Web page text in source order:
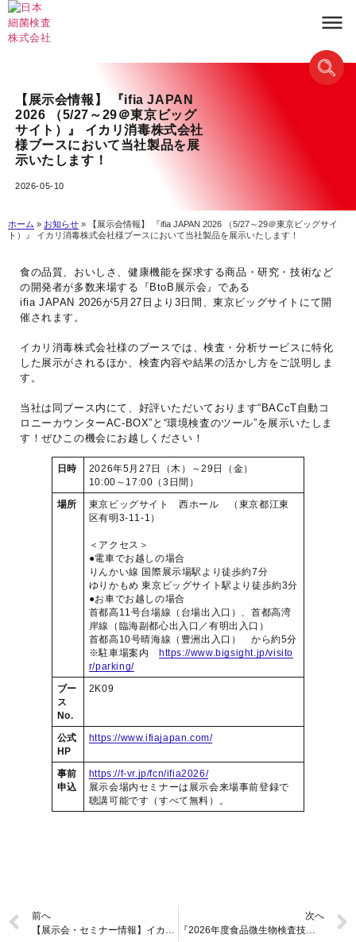
【展示会情報】 『ifia JAPAN
2026 （5/27～29＠東京ビッグ
サイト）』 イカリ消毒株式会社
様ブースにおいて当社製品を展
示いたします！
2026-05-10
ホーム » お知らせ »
【展示会情報】 『ifia JAPAN 2026 （5/27～29＠東京ビッグサイ
ト）』 イカリ消毒株式会社様ブースにおいて当社製品を展示いたします！
食の品質、おいしさ、健康機能を探求する商品・研究・技術など
の開発者が多数来場する『BtoB展示会』である
ifia JAPAN 2026が5月27日より3日間、東京ビッグサイトにて開
催されます。
イカリ消毒株式会社様のブースでは、検査・分析サービスに特化
した展示がされるほか、検査内容や結果の活かし方をご説明しま
す。
当社は同ブース内にて、好評いただいております“BACcT自動コ
ロニーカウンターAC-BOX”と“環境検査のツール”を展示いたしま
す！ぜひこの機会にお越しください！
日時
2026年5月27日（木）～29日（金）
10:00～17:00（3日間）
場所
東京ビッグサイト 西ホール （東京都江東
区有明3-11-1）
＜アクセス＞
●電車でお越しの場合
りんかい線 国際展示場駅より徒歩約7分
ゆりかもめ 東京ビッグサイト駅より徒歩約3分
●お車でお越しの場合
首都高11号台場線（台場出入口）、首都高湾
岸線（臨海副都心出入口／有明出入口）
首都高10号晴海線（豊洲出入口） から約5分
※駐車場案内https://www.bigsight.jp/visito
r/parking/
ブー
ス
No.
2K09
公式
HP
https://www.ifiajapan.com/
事前
申込
https://f-vr.jp/fcn/ifia2026/
展示会場内セミナーは展示会来場事前登録で
聴講可能です（すべて無料）。
前へ
【展示会・セミナー情報】イカリ消毒㈱主催 『IFAS2026 in宇都宮（4/23＠栃木県宇都宮市）』 のご案内！
次へ
『2026年度食品微生物検査技能試験（ISO/IEC17043：2023技能試験提供者認定）』 第1回締切約2週間前のご案内